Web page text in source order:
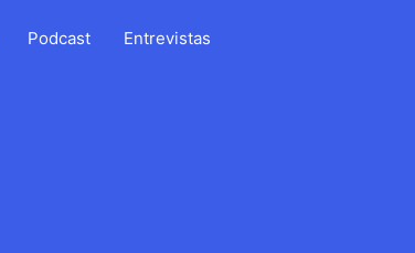
Podcast Entrevistas